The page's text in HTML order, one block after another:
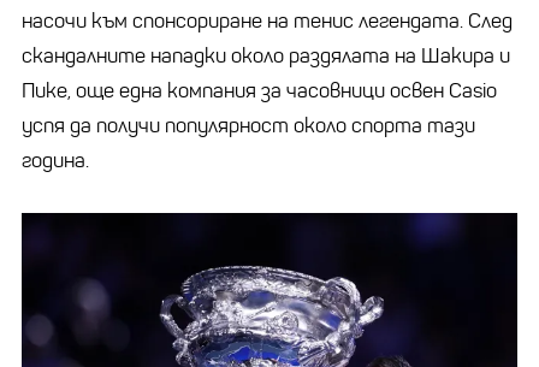
насочи към спонсориране на тенис легендата. След
скандалните нападки около раздялата на Шакира и
Пике, още една компания за часовници освен Casio
успя да получи популярност около спорта тази
година.